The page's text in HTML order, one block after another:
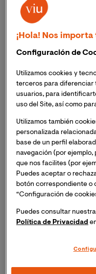
transformadora, que
tanto a nivel
para crear un impacto
distintos
diariamente esa
de la Universidad,
trabajadores de los
Universidad.
Atienza Carbonell
,
Académica e
¿Nos puedes contar
Soy Graduada en
actualmente,
de Responsable de
¡Hola! Nos
Configuración de
Utilizamos cookies y
terceros para diferenciar
usuarios, para
uso del Site, así como
Utilizamos también
personalizada
base de un perfil
navegación (por
que nos facilites (por
Puedes aceptar o
botón correspondiente o
“Configuración de
Puedes consultar nuestra
Política de Privacidad